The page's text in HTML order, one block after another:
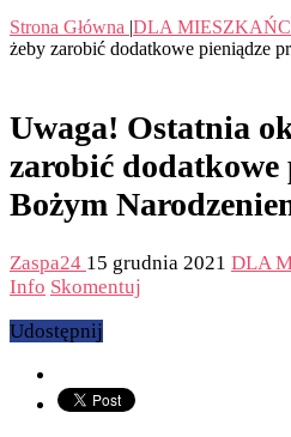
Strona Główna |DLA
żeby zarobić dodatkowe pieniądze
Uwaga! Ostatnia
zarobić dodatkowe
Bożym
Zaspa24 15 grudnia 2021 DLA
Info Skomentuj
Udostępnij